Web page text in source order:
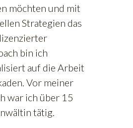
möchten und mit
Strategien das
bin ich
auf die Arbeit
Vor meiner
war ich über 15
tätig.